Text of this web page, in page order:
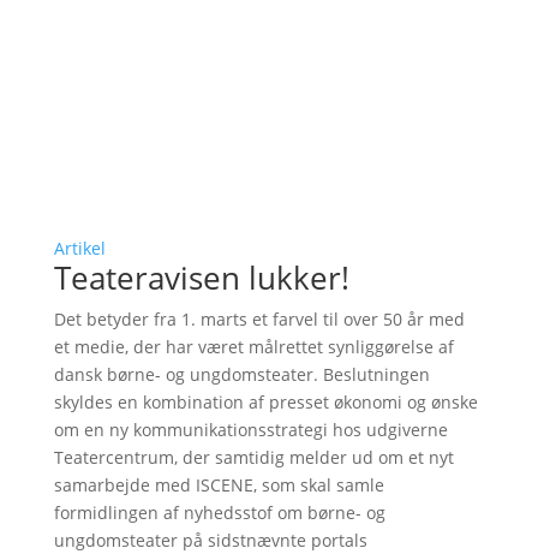
Artikel
Teateravisen lukker!
Det betyder fra 1. marts et farvel til over 50 år med
et medie, der har været målrettet synliggørelse af
dansk børne- og ungdomsteater. Beslutningen
skyldes en kombination af presset økonomi og ønske
om en ny kommunikationsstrategi hos udgiverne
Teatercentrum, der samtidig melder ud om et nyt
samarbejde med ISCENE, som skal samle
formidlingen af nyhedsstof om børne- og
ungdomsteater på sidstnævnte portals